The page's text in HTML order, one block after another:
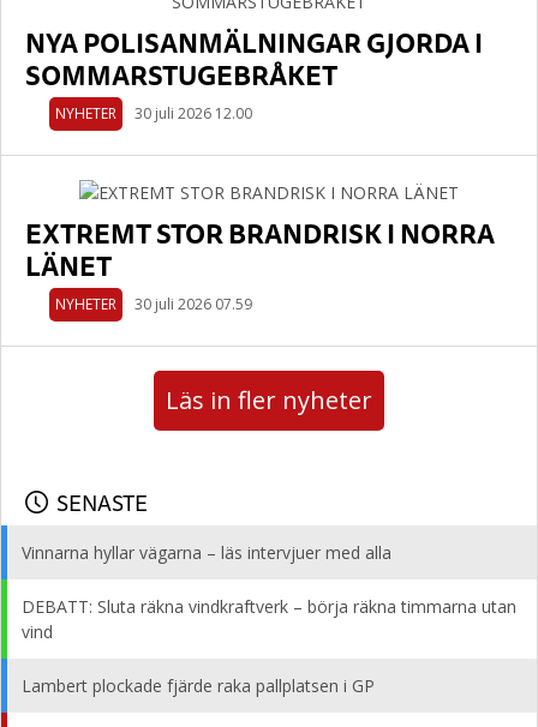
NYA POLISANMÄLNINGAR GJORDA I
SOMMARSTUGEBRÅKET
NYHETER 30 juli 2026 12.00
EXTREMT STOR BRANDRISK I NORRA
LÄNET
NYHETER 30 juli 2026 07.59
Läs in fler nyheter
SENASTE
Vinnarna hyllar vägarna – läs intervjuer med alla
DEBATT: Sluta räkna vindkraftverk – börja räkna timmarna utan
vind
Lambert plockade fjärde raka pallplatsen i GP